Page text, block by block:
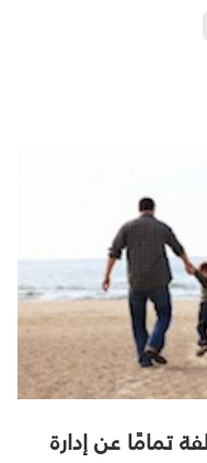
تمامًا عن إدارة